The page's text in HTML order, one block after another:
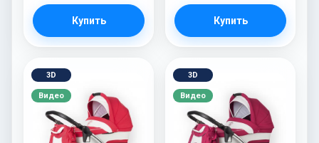
Купить Купить
3D
Видео
3D
Видео